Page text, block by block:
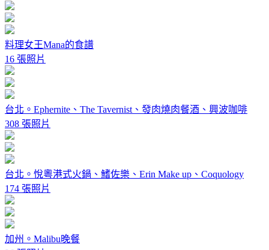
料理女王Mana的食譜
16 張照片
台北。Ephernite、The Tavernist、發肉燒肉餐酒、興波咖啡
308 張照片
台北。悅粵港式火鍋、鰭佐樂、Erin Make up、Coquology
174 張照片
加州。Malibu晚餐